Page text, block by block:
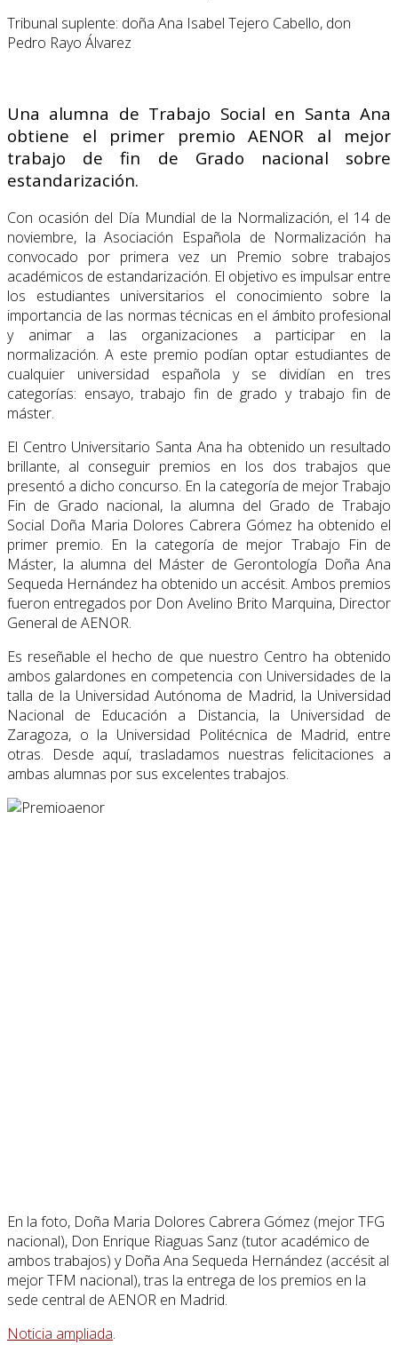
Tribunal suplente: doña Ana Isabel Tejero Cabello, don
Pedro Rayo Álvarez
Una alumna de Trabajo Social en Santa Ana
obtiene el primer premio AENOR al mejor
trabajo de fin de Grado nacional sobre
estandarización.
Con ocasión del Día Mundial de la Normalización, el 14 de
noviembre, la Asociación Española de Normalización ha
convocado por primera vez un Premio sobre trabajos
académicos de estandarización. El objetivo es impulsar entre
los estudiantes universitarios el conocimiento sobre la
importancia de las normas técnicas en el ámbito profesional
y animar a las organizaciones a participar en la
normalización. A este premio podían optar estudiantes de
cualquier universidad española y se dividían en tres
categorías: ensayo, trabajo fin de grado y trabajo fin de
máster.
El Centro Universitario Santa Ana ha obtenido un resultado
brillante, al conseguir premios en los dos trabajos que
presentó a dicho concurso. En la categoría de mejor Trabajo
Fin de Grado nacional, la alumna del Grado de Trabajo
Social Doña Maria Dolores Cabrera Gómez ha obtenido el
primer premio. En la categoría de mejor Trabajo Fin de
Máster, la alumna del Máster de Gerontología Doña Ana
Sequeda Hernández ha obtenido un accésit. Ambos premios
fueron entregados por Don Avelino Brito Marquina, Director
General de AENOR.
Es reseñable el hecho de que nuestro Centro ha obtenido
ambos galardones en competencia con Universidades de la
talla de la Universidad Autónoma de Madrid, la Universidad
Nacional de Educación a Distancia, la Universidad de
Zaragoza, o la Universidad Politécnica de Madrid, entre
otras. Desde aquí, trasladamos nuestras felicitaciones a
ambas alumnas por sus excelentes trabajos.
En la foto, Doña Maria Dolores Cabrera Gómez (mejor TFG
nacional), Don Enrique Riaguas Sanz (tutor académico de
ambos trabajos) y Doña Ana Sequeda Hernández (accésit al
mejor TFM nacional), tras la entrega de los premios en la
sede central de AENOR en Madrid.
Noticia ampliada.